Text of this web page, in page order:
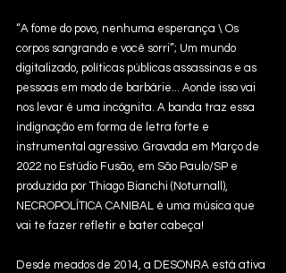
“A fome do povo, nenhuma esperança \ Os
corpos sangrando e você sorri”; Um mundo
digitalizado, políticas públicas assassinas e as
pessoas em modo de barbárie... Aonde isso vai
nos levar é uma incógnita. A banda traz essa
indignação em forma de letra forte e
instrumental agressivo. Gravada em Março de
2022 no Estúdio Fusão, em São Paulo/SP e
produzida por Thiago Bianchi (Noturnall),
NECROPOLÍTICA CANIBAL é uma música que
vai te fazer refletir e bater cabeça!
Desde meados de 2014, a DESONRA está ativa